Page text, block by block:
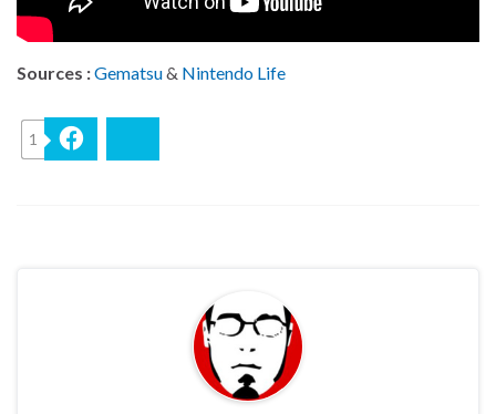
Sources :Gematsu& Nintendo Life
1